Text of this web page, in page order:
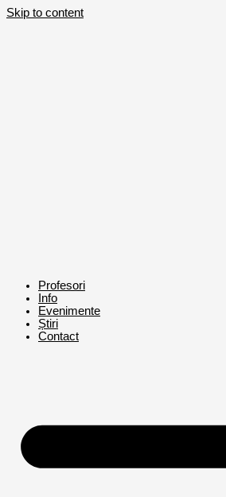
Skip to content
Profesori
Info
Evenimente
Știri
Contact